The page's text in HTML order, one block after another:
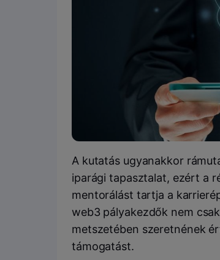
A kutatás ugyanakkor
iparági tapasztalat, ezért a
mentorálást tartja a
web3 pályakezdők nem
metszetében szeretnének
támogatást.